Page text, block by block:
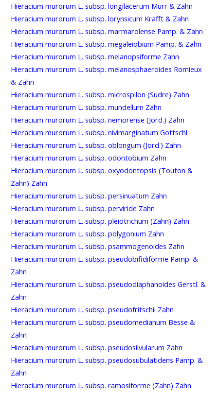
Hieracium murorum L. subsp. longilacerum Murr & Zahn
Hieracium murorum L. subsp. lorynsicum Krafft & Zahn
Hieracium murorum L. subsp. marmarolense Pamp. & Zahn
Hieracium murorum L. subsp. megaleiobium Pamp. & Zahn
Hieracium murorum L. subsp. melanopsiforme Zahn
Hieracium murorum L. subsp. melanosphaeroides Romieux
& Zahn
Hieracium murorum L. subsp. microspilon (Sudre) Zahn
Hieracium murorum L. subsp. mundellum Zahn
Hieracium murorum L. subsp. nemorense (Jord.) Zahn
Hieracium murorum L. subsp. nivimarginatum Gottschl.
Hieracium murorum L. subsp. oblongum (Jord.) Zahn
Hieracium murorum L. subsp. odontobium Zahn
Hieracium murorum L. subsp. oxyodontopsis (Touton &
Zahn) Zahn
Hieracium murorum L. subsp. persinuatum Zahn
Hieracium murorum L. subsp. perviride Zahn
Hieracium murorum L. subsp. pleiotrichum (Zahn) Zahn
Hieracium murorum L. subsp. polygonium Zahn
Hieracium murorum L. subsp. psammogenoides Zahn
Hieracium murorum L. subsp. pseudobifidiforme Pamp. &
Zahn
Hieracium murorum L. subsp. pseudodiaphanoides Gerstl. &
Zahn
Hieracium murorum L. subsp. pseudofritschii Zahn
Hieracium murorum L. subsp. pseudomedianum Besse &
Zahn
Hieracium murorum L. subsp. pseudosilvularum Zahn
Hieracium murorum L. subsp. pseudosubulatidens Pamp. &
Zahn
Hieracium murorum L. subsp. ramosiforme (Zahn) Zahn